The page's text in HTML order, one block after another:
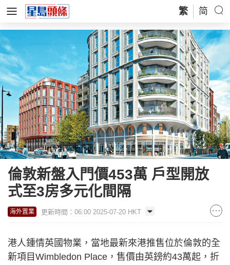
繁 简
倫敦新盤入門價453萬 戶型開放
式至3房多元化間隔
海外置業 更新時間：06:00 2025-07-20 HKT
港人鍾情英國物業，當地最新來港推售位於倫敦的全
新項目Wimbledon Place，售價由英鎊約43萬起，折